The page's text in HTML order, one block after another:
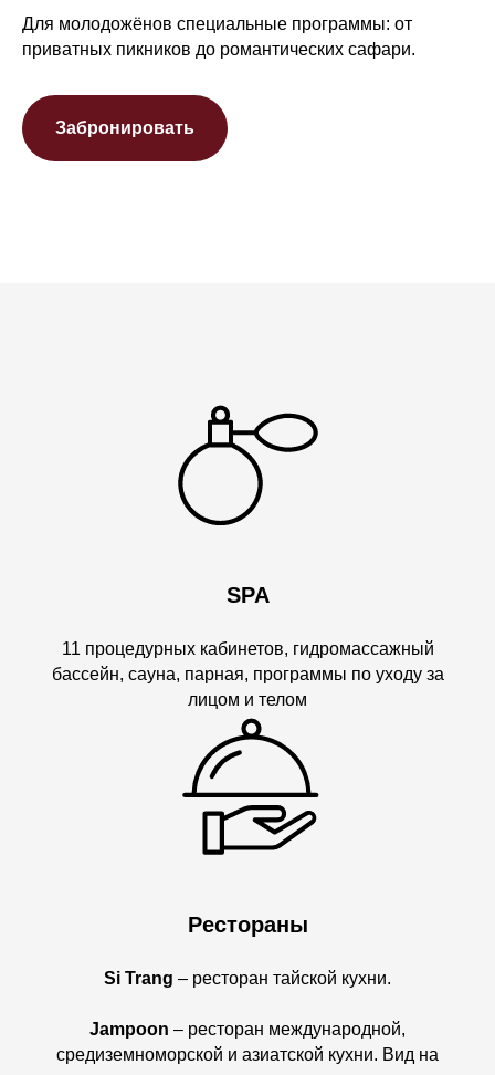
Для молодожёнов специальные программы: от
приватных пикников до романтических сафари.
Забронировать
SPA
11 процедурных кабинетов, гидромассажный
бассейн, сауна, парная, программы по уходу за
лицом и телом
Рестораны
Si Trang – ресторан тайской кухни.
Jampoon – ресторан международной,
средиземноморской и азиатской кухни. Вид на